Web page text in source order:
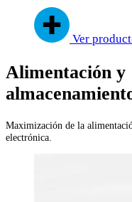
Ver
Alimentación y
Maximización de la
electrónica.